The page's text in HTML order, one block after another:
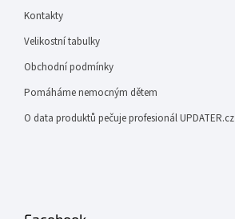
Kontakty
Velikostní tabulky
Obchodní podmínky
Pomáháme nemocným dětem
O data produktů pečuje profesionál UPDATER.cz